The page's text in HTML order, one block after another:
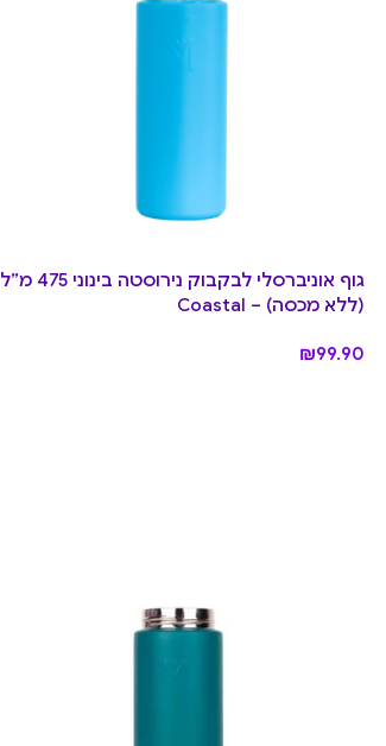
גוף אוניברסלי לבקבוק נירוסטה בינוני 475 מ”ל
(ללא מכסה) – Coastal
₪99.90